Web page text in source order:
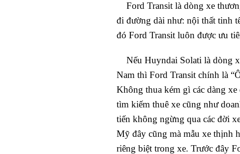
Ford Transit là dòng xe
đi đường dài như: nội thất tinh
đó Ford Transit luôn được ưu
Nếu Huyndai Solati là dòng
Nam thì Ford Transit chính là
Không thua kém gì các dàng
tìm kiếm thuê xe cũng như
tiến không ngừng qua các đời
Mỹ đây cũng mà mẫu xe thịnh
riêng biệt trong xe. Trước đây